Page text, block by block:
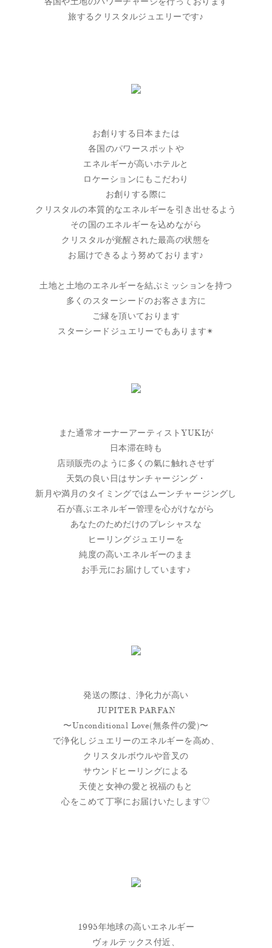
旅するクリスタルジュエリーです♪
お創りする日本または
各国のパワースポットや
エネルギーが高いホテルと
ロケーションにもこだわり
お創りする際に
クリスタルの本質的なエネルギーを引き出せるよう
その国のエネルギーを込めながら
クリスタルが覚醒された最高の状態を
お届けできるよう努めております♪
土地と土地のエネルギーを結ぶミッションを持つ
多くのスターシードのお客さま方に
ご縁を頂いております
スターシードジュエリーでもあります✴︎
また通常オーナーアーティストYUKIが
日本滞在時も
店頭販売のように多くの氣に触れさせず
天気の良い日はサンチャージング・
新月や満月のタイミングではムーンチャージングし
石が喜ぶエネルギー管理を心がけながら
あなたのためだけのプレシャスな
ヒーリングジュエリーを
純度の高いエネルギーのまま
お手元にお届けしています♪
発送の際は、浄化力が高い
JUPITER PARFAN
〜Unconditional Love(無条件の愛)〜
で浄化しジュエリーのエネルギーを高め、
クリスタルボウルや音叉の
サウンドヒーリングによる
天使と女神の愛と祝福のもと
心をこめて丁寧にお届けいたします♡
1995年地球の高いエネルギー
ヴォルテックス付近、